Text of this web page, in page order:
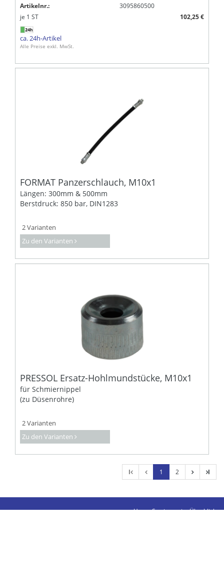
Artikelnr.:
3095860500
je 1 ST 102,25 €
ca. 24h-Artikel
Alle Preise exkl. MwSt.
FORMAT Panzerschlauch, M10x1
Längen: 300mm & 500mm
Berstdruck: 850 bar, DIN1283
2 Varianten
Zu den Varianten
PRESSOL Ersatz-Hohlmundstücke, M10x1
für Schmiernippel
(zu Düsenrohre)
2 Varianten
Zu den Varianten
l 1 2 l
Unser Sortiment im Überblick